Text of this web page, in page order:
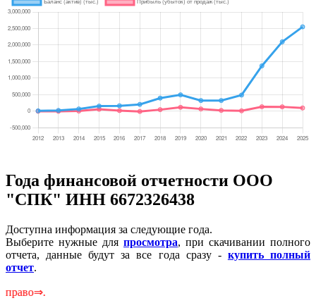
Года финансовой отчетности ООО
"СПК" ИНН 6672326438
Доступна информация за следующие года.
Выберите нужные для просмотра, при скачивании полного
отчета, данные будут за все года сразу - купить полный
отчет.